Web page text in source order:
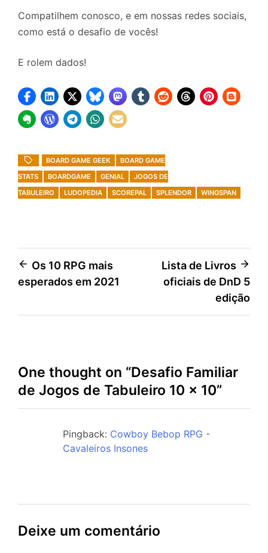
Compatilhem conosco, e em nossas redes sociais,
como está o desafio de vocês!
E rolem dados!
BOARD GAME GEEK
BOARD GAME
STATS
BOARDGAME GENIAL
JOGOS DE
TABULEIRO
LUDOPEDIA SCOREPAL SPLENDOR WINGSPAN
Navegação
de
Os 10 RPG mais
esperados em 2021
Lista de Livros
oficiais de DnD 5
edição
One thought on “Desafio Familiar
de Jogos de Tabuleiro 10 x 10”
Pingback: Cowboy Bebop RPG -
Cavaleiros Insones
Deixe um comentário